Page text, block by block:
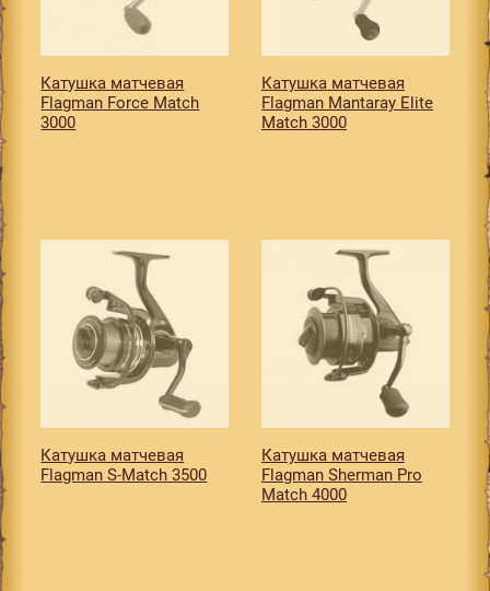
Катушкa матчевая
Flagman Force Match
3000
Катушкa матчевая
Flagman Mantaray Elite
Match 3000
Катушкa матчевая
Flagman S-Match 3500
Катушкa матчевая
Flagman Sherman Pro
Match 4000